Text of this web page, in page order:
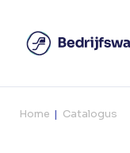
Home Catalogus